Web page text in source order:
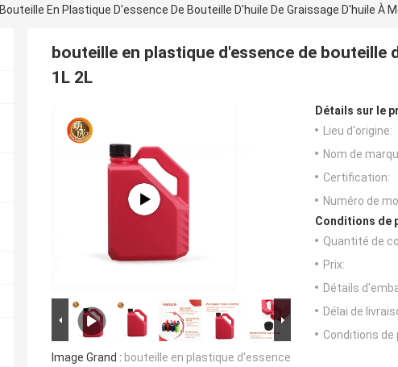
Bouteille En Plastique D'essence De Bouteille D'huile De Graissage D'huile À
bouteille en plastique d'essence de bouteille
1L 2L
Image Grand : bouteille en plastique d'essence
Détails sur le
Lieu d'origine:
Nom de
Certification:
Numéro de
Conditions de
Quantité de
Prix:
Détails
Délai de
Conditions de